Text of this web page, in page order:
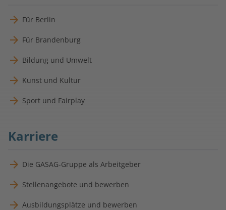
Für Berlin
Für Brandenburg
Bildung und Umwelt
Kunst und Kultur
Sport und Fairplay
Karriere
Die GASAG-Gruppe als Arbeitgeber
Stellenangebote und bewerben
Ausbildungsplätze und bewerben